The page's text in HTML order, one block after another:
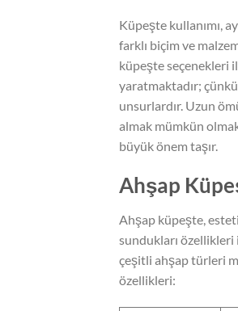
Küpeşte kullanımı,
farklı biçim ve
küpeşte seçenekleri
yaratmaktadır;
unsurlardır. Uzun
almak mümkün
büyük önem taşır.
Ahşap
Ahşap küpeşte,
sundukları özellikleri
çeşitli ahşap türleri
özellikleri: